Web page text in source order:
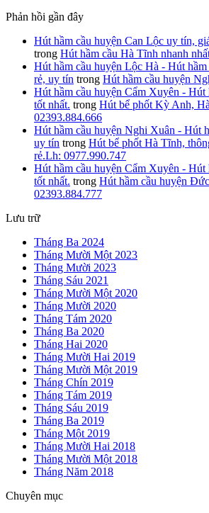
Phản hồi gần đây
Hút hầm cầu huyện Can Lộc uy tín,
trong Hút hầm cầu Hà Tĩnh nhanh
Hút hầm cầu huyện Lộc Hà - Hút
rẻ, uy tín trong Hút hầm cầu huyện
Hút hầm cầu huyện Cẩm Xuyên - Hút
tốt nhất. trong Hút bể phốt Kỳ Anh,
02393.884.666
Hút hầm cầu huyện Nghi Xuân - Hút
uy tín trong Hút bể phốt Hà Tĩnh,
rẻ.Lh: 0977.990.747
Hút hầm cầu huyện Cẩm Xuyên - Hút
tốt nhất. trong Hút hầm cầu huyện
02393.884.777
Lưu trữ
Tháng Ba 2024
Tháng Mười Một 2023
Tháng Mười 2023
Tháng Sáu 2021
Tháng Mười Một 2020
Tháng Mười 2020
Tháng Tám 2020
Tháng Ba 2020
Tháng Hai 2020
Tháng Mười Hai 2019
Tháng Mười Một 2019
Tháng Chín 2019
Tháng Tám 2019
Tháng Sáu 2019
Tháng Ba 2019
Tháng Một 2019
Tháng Mười Hai 2018
Tháng Mười Một 2018
Tháng Năm 2018
Chuyên mục